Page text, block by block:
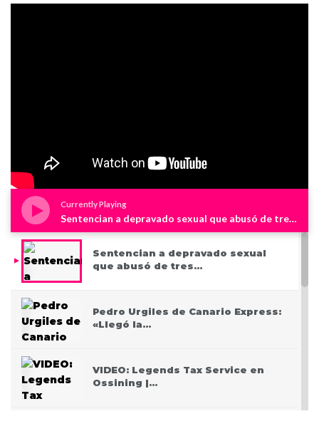
Currently Playing
Sentencian a depravado sexual que abusó de tres niños en Westchester
Sentencian a depravado sexual
que abusó de tres…
Pedro Urgiles de Canario Express:
«Llegó la…
VIDEO: Legends Tax Service en
Ossining |…